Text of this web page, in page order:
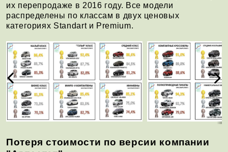
их перепродаже в 2016 году. Все модели
распределены по классам в двух ценовых
категориях Standart и Premium.
Потеря стоимости по версии компании